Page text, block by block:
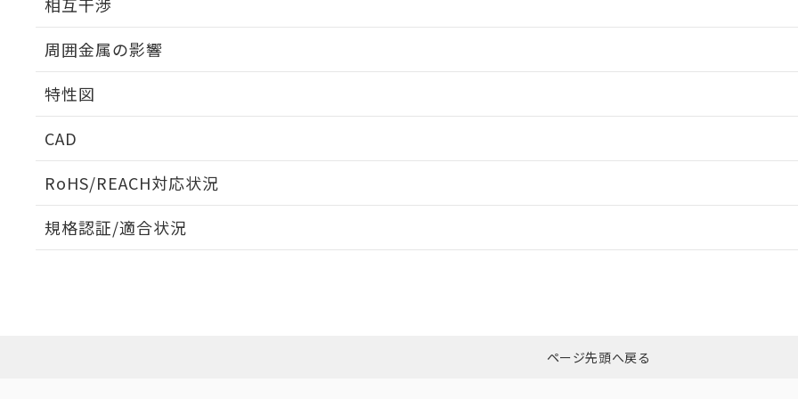
周囲金属の影響
特性図
CAD
RoHS/REACH対応状況
EU RoHS 注意事項・凡例
ダウンロードはこちら
規格認証/適合状況
ページ先頭へ戻る